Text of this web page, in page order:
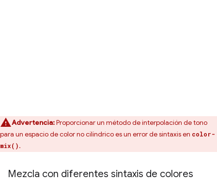
Advertencia:Proporcionar un método de interpolación de tono
para un espacio de color no cilíndrico es un error de sintaxis en color-
mix().
Mezcla con diferentes sintaxis de colores